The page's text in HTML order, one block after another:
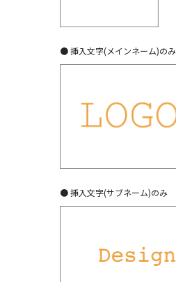
● 挿入文字(メインネーム)のみ
● 挿入文字(サブネーム)のみ